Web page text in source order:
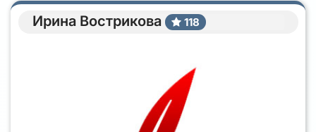
Ирина Вострикова 118